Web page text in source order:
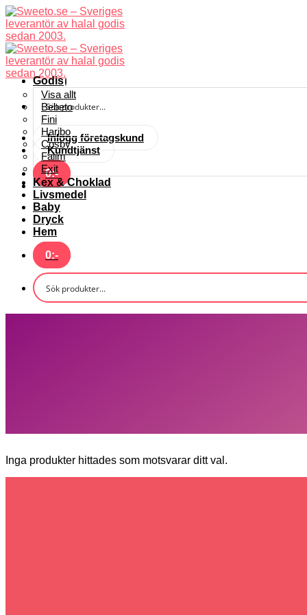
Skip
to
content
Inlogg företagskund
Kundtjänst
0:-
Godis
Visa allt
Bebeto
Fini
Haribo
Cosby
Falim
Exit
Kex & Choklad
Livsmedel
Baby
Dryck
Hem
0:-
Inga produkter hittades som motsvarar ditt val.